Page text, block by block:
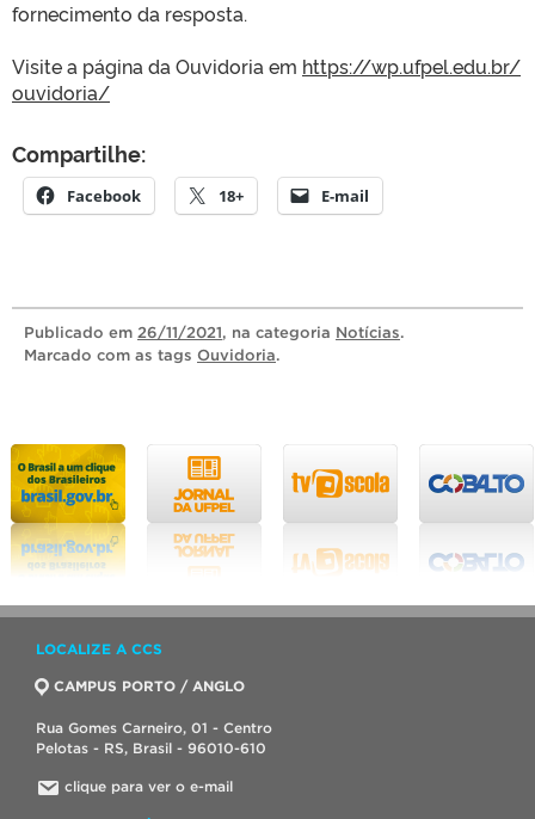
fornecimento da resposta.
Visite a página da Ouvidoria em https://wp.ufpel.edu.br/
ouvidoria/
Compartilhe:
Facebook 18+ E-mail
Publicado em 26/11/2021, na categoria Notícias.
Marcado com as tags Ouvidoria.
LOCALIZE A CCS
CAMPUS PORTO / ANGLO
Rua Gomes Carneiro, 01 - Centro
Pelotas - RS, Brasil - 96010-610
clique para ver o e-mail